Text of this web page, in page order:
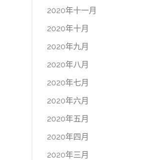
2020年十一月
2020年十月
2020年九月
2020年八月
2020年七月
2020年六月
2020年五月
2020年四月
2020年三月